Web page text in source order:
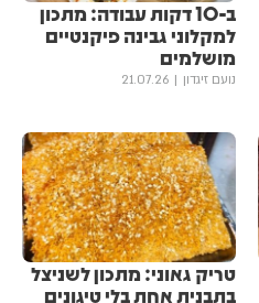
ב-10 דקות עבודה: מתכון
למקלוני גבינה פיקנטיים
מושלמים
נועם זיגדון 21.07.26
טריק גאוני: מתכון לשניצל
בתבנית אחת בלי טיגונים